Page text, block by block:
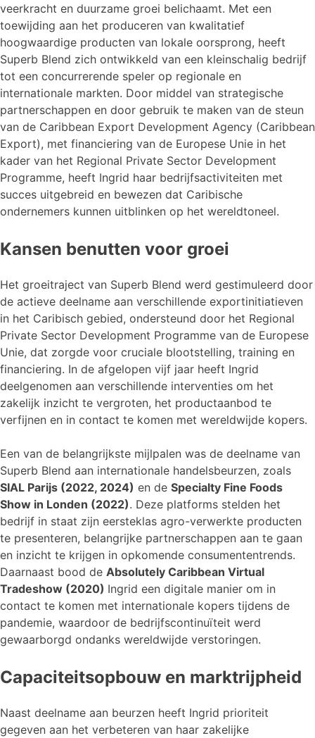
veerkracht en duurzame groei belichaamt. Met een
toewijding aan het produceren van kwalitatief
hoogwaardige producten van lokale oorsprong, heeft
Superb Blend zich ontwikkeld van een kleinschalig bedrijf
tot een concurrerende speler op regionale en
internationale markten. Door middel van strategische
partnerschappen en door gebruik te maken van de steun
van de Caribbean Export Development Agency (Caribbean
Export), met financiering van de Europese Unie in het
kader van het Regional Private Sector Development
Programme, heeft Ingrid haar bedrijfsactiviteiten met
succes uitgebreid en bewezen dat Caribische
ondernemers kunnen uitblinken op het wereldtoneel.
Kansen benutten voor groei
Het groeitraject van Superb Blend werd gestimuleerd door
de actieve deelname aan verschillende exportinitiatieven
in het Caribisch gebied, ondersteund door het Regional
Private Sector Development Programme van de Europese
Unie, dat zorgde voor cruciale blootstelling, training en
financiering. In de afgelopen vijf jaar heeft Ingrid
deelgenomen aan verschillende interventies om het
zakelijk inzicht te vergroten, het productaanbod te
verfijnen en in contact te komen met wereldwijde kopers.
Een van de belangrijkste mijlpalen was de deelname van
Superb Blend aan internationale handelsbeurzen, zoals
SIAL Parijs (2022, 2024) en de Specialty Fine Foods
Show in Londen (2022). Deze platforms stelden het
bedrijf in staat zijn eersteklas agro-verwerkte producten
te presenteren, belangrijke partnerschappen aan te gaan
en inzicht te krijgen in opkomende consumententrends.
Daarnaast bood de Absolutely Caribbean Virtual
Tradeshow (2020) Ingrid een digitale manier om in
contact te komen met internationale kopers tijdens de
pandemie, waardoor de bedrijfscontinuïteit werd
gewaarborgd ondanks wereldwijde verstoringen.
Capaciteitsopbouw en marktrijpheid
Naast deelname aan beurzen heeft Ingrid prioriteit
gegeven aan het verbeteren van haar zakelijke